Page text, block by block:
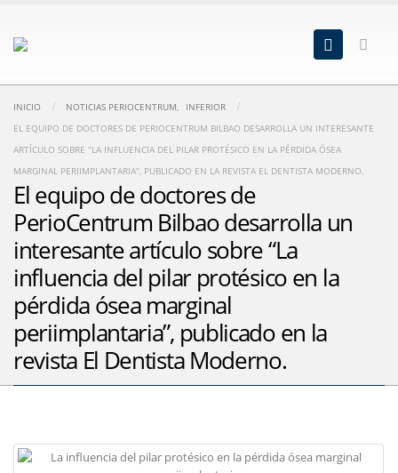
INICIO NOTICIAS PERIOCENTRUM,
INFERIOR
EL EQUIPO DE DOCTORES DE PERIOCENTRUM BILBAO DESARROLLA UN INTERESANTE
ARTÍCULO SOBRE “LA INFLUENCIA DEL PILAR PROTÉSICO EN LA PÉRDIDA ÓSEA
MARGINAL PERIIMPLANTARIA”, PUBLICADO EN LA REVISTA EL DENTISTA MODERNO.
El equipo de doctores de
PerioCentrum Bilbao desarrolla un
interesante artículo sobre “La
influencia del pilar protésico en la
pérdida ósea marginal
periimplantaria”, publicado en la
revista El Dentista Moderno.